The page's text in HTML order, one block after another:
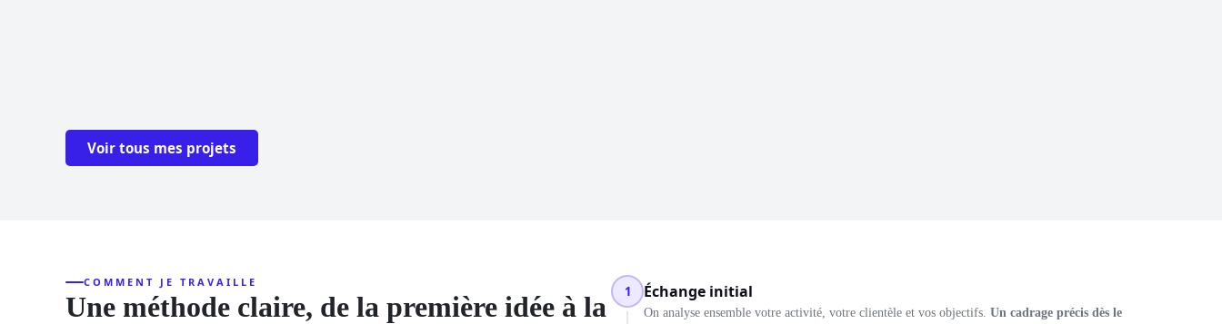
Voir tous mes projets
COMMENT JE TRAVAILLE
Une méthode claire, de la première idée à la
1 Échange initial
On analyse ensemble votre activité, votre clientèle et vos objectifs. Un cadrage précis dès le